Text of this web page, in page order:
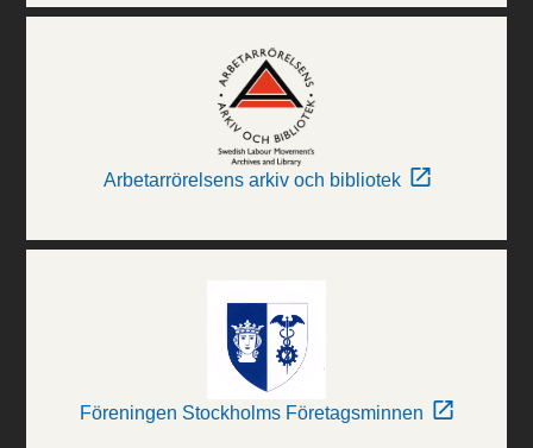
Arbetarrörelsens arkiv och bibliotek
Föreningen Stockholms Företagsminnen